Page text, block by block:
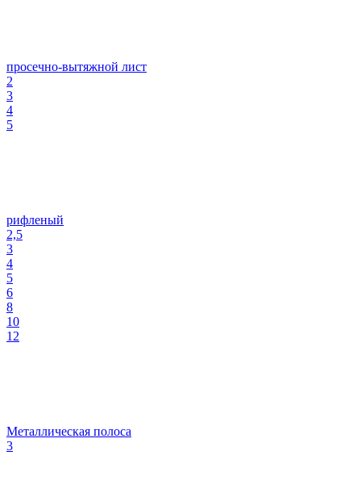
просечно-вытяжной лист
2
3
4
5
рифленый
2,5
3
4
5
6
8
10
12
Металлическая полоса
3